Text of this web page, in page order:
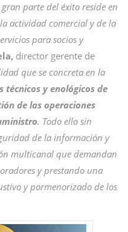
parte del éxito reside en
actividad comercial y de la
para socios y
director gerente de
que se concreta en la
técnicos y enológicos de
de las operaciones
. Todo ello sin
de la información y
multicanal que demandan
y prestando una
y pormenorizado de los